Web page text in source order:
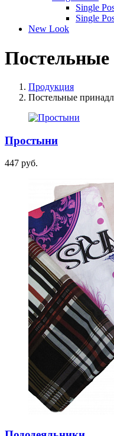
Single
Single
New Look
Постельные
Продукция
Постельные
Простыни
447 руб.